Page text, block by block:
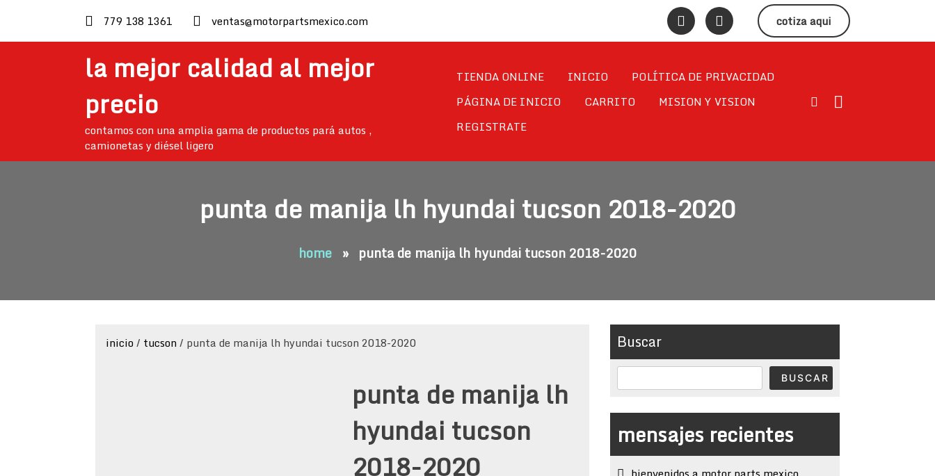
content
779 138 1361 ventas@motorpartsmexico.com cotiza aqui
la mejor calidad al mejor
precio
contamos con una amplia gama de productos pará autos ,
camionetas y diésel ligero
TIENDA ONLINE INICIO
POLÍTICA DE PRIVACIDAD
PÁGINA DE INICIO
CARRITO
MISION Y VISION
REGISTRATE
punta de manija lh hyundai tucson 2018-2020
home » punta de manija lh hyundai tucson 2018-2020
inicio / tucson / punta de manija lh hyundai tucson 2018-2020
punta de manija lh
hyundai tucson
2018-2020
Buscar
BUSCAR
mensajes recientes